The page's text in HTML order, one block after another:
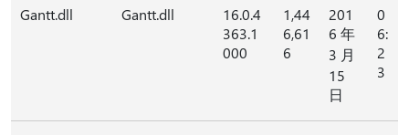
Gantt.dll Gantt.dll
16.0.4
363.1
000
1,44
6,61
6
201
6 年
3 月
15
日
0
6:
2
3